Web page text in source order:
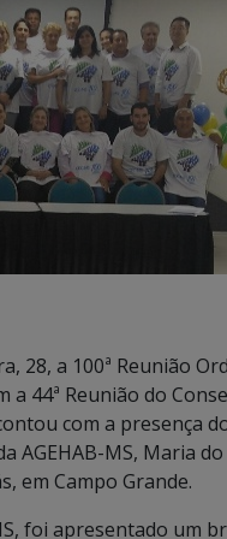
28, a 100ª Reunião
a 44ª Reunião do
com a
MS, Maria
em Campo Grande.
foi apresentado um